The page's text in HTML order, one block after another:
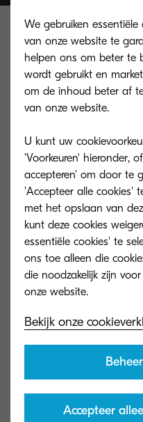
Banner Guide 12
Algemeen type
Capaciteit (vellen)
Afmetingen
(BxDxH)
Papierformaat
We gebruiken
van onze website te
helpen ons om beter te
wordt gebruikt en
om de inhoud beter af
van onze website.
U kunt uw
'Voorkeuren' hieronder,
accepteren' om door te
'Accepteer alle cookies'
met het opslaan van
kunt deze cookies
essentiële cookies' te
ons toe alleen die
die noodzakelijk zijn
Bekijk onze
Accepteer